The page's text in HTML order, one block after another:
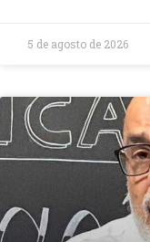
5 de agosto de 2026